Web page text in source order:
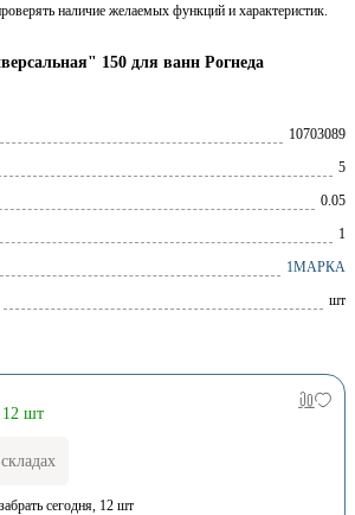
150 для ванн Рогнеда
10703089
5
0.05
1
1МАРКА
шт
наличие желаемых функций и характеристик.
12 шт
сегодня, 12 шт